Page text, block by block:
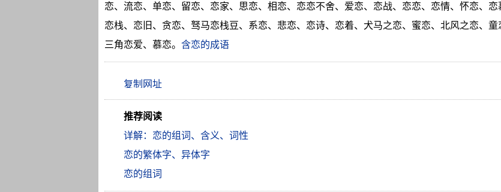
恋、流恋、单恋、留恋、恋家、思恋、相恋、恋恋不舍、爱恋、恋战、恋恋、恋情、怀恋、恋
恋栈、恋旧、贪恋、驽马恋栈豆、系恋、悲恋、恋诗、恋着、犬马之恋、蜜恋、北风之恋、童
三角恋爱、慕恋。 含恋的成语
推荐阅读
详解：恋的组词、含义、词性
恋的繁体字、异体字
恋的组词